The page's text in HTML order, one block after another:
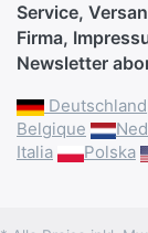
Service,
Firma,
Newsletter
Deutschland
Belgique
Italia
Polska